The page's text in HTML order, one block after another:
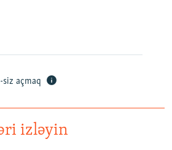
siz açmaq
izləyin